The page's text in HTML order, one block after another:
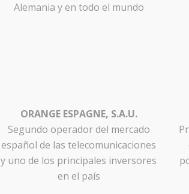
Alemania y en todo el mundo
ORANGE ESPAGNE, S.A.U.
Segundo operador del mercado
español de las telecomunicaciones
y uno de los principales inversores
en el país